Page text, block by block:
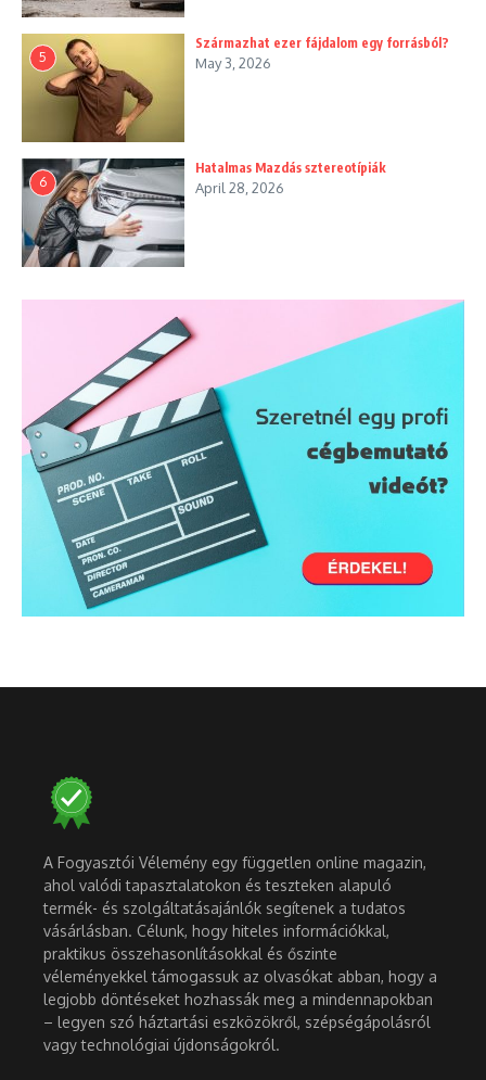
5
Származhat ezer fájdalom egy forrásból?
May 3, 2026
6
Hatalmas Mazdás sztereotípiák
April 28, 2026
A Fogyasztói Vélemény egy független online magazin,
ahol valódi tapasztalatokon és teszteken alapuló
termék- és szolgáltatásajánlók segítenek a tudatos
vásárlásban. Célunk, hogy hiteles információkkal,
praktikus összehasonlításokkal és őszinte
véleményekkel támogassuk az olvasókat abban, hogy a
legjobb döntéseket hozhassák meg a mindennapokban
– legyen szó háztartási eszközökről, szépségápolásról
vagy technológiai újdonságokról.